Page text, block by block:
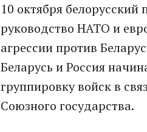
10 октября
руководство НАТО и
агрессии против
Беларусь и Россия
группировку войск в
Союзного государства.